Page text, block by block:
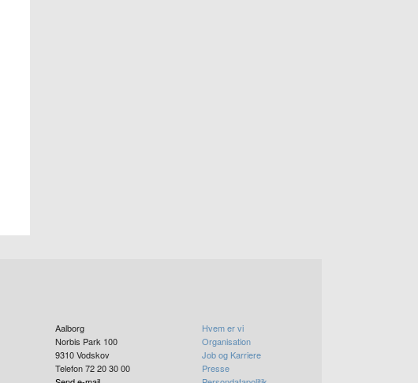
Aalborg
Norbis Park 100
9310 Vodskov
Telefon 72 20 30 00
Hvem er vi
Organisation
Job og Karriere
Presse